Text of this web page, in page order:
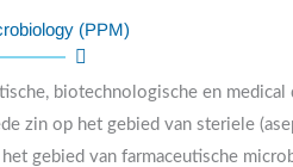
(PPM)
biotechnologische en
zin op het gebied van steriele
gebied van farmaceutische